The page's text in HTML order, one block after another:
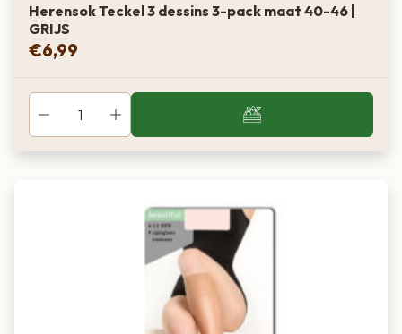
Herensok Teckel 3 dessins 3-pack maat 40-46 |
GRIJS
€6,99